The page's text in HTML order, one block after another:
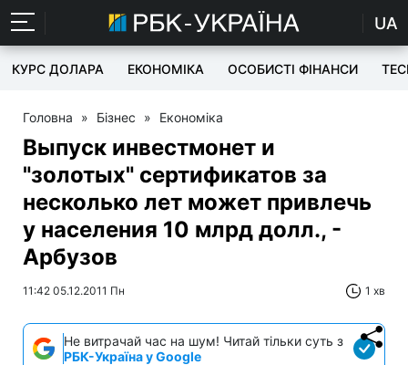
UA
КУРС ДОЛАРА ЕКОНОМІКА ОСОБИСТІ ФІНАНСИ
Головна » Бізнес » Економіка
Выпуск инвестмонет и
"золотых" сертификатов за
несколько лет может привлечь
у населения 10 млрд долл., -
Арбузов
11:42 05.12.2011 Пн 1 хв
Не витрачай час на шум! Читай тільки суть з
РБК-Україна у Google